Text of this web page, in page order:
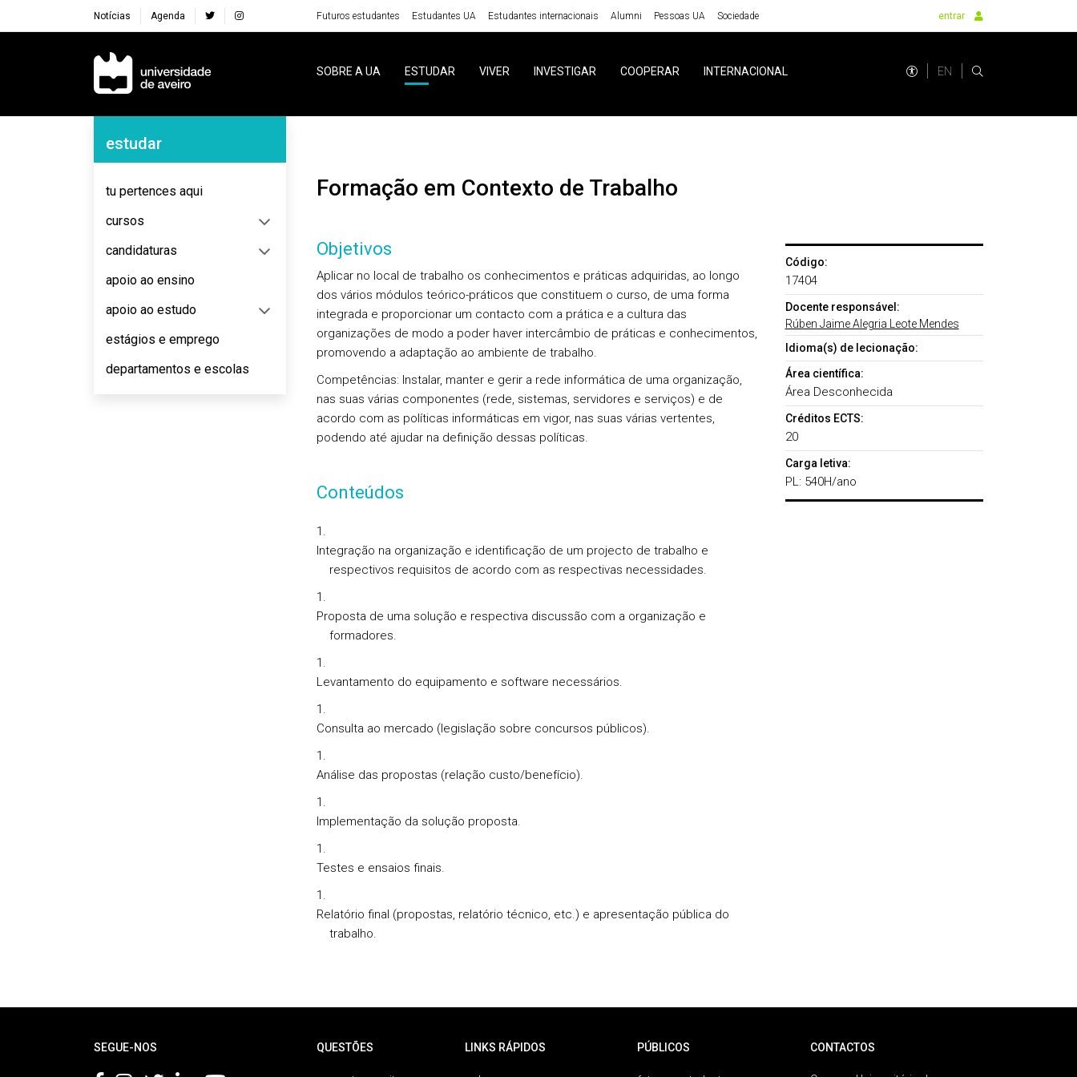
Notícias Agenda Futuros estudantes Estudantes UA Estudantes internacionais Alumni Pessoas UA Sociedade entrar
Navegação Principal
SOBRE A UA ESTUDAR VIVER INVESTIGAR COOPERAR INTERNACIONAL EN
Navegação Lateral
estudar
tu pertences aqui
cursos
candidaturas
apoio ao ensino
apoio ao estudo
estágios e emprego
departamentos e escolas
Formação em Contexto de Trabalho
Objetivos
Aplicar no local de trabalho os conhecimentos e práticas adquiridas, ao longo
dos vários módulos teórico-práticos que constituem o curso, de uma forma
integrada e proporcionar um contacto com a prática e a cultura das
organizações de modo a poder haver intercâmbio de práticas e conhecimentos,
promovendo a adaptação ao ambiente de trabalho.
Competências: Instalar, manter e gerir a rede informática de uma organização,
nas suas várias componentes (rede, sistemas, servidores e serviços) e de
acordo com as políticas informáticas em vigor, nas suas várias vertentes,
podendo até ajudar na definição dessas políticas.
Conteúdos
Integração na organização e identificação de um projecto de trabalho e
respectivos requisitos de acordo com as respectivas necessidades.
Proposta de uma solução e respectiva discussão com a organização e
formadores.
Levantamento do equipamento e software necessários.
Consulta ao mercado (legislação sobre concursos públicos).
Análise das propostas (relação custo/benefício).
Implementação da solução proposta.
Testes e ensaios finais.
Relatório final (propostas, relatório técnico, etc.) e apresentação pública do
trabalho.
Código:
17404
Docente responsável:
Rúben Jaime Alegria Leote Mendes
Idioma(s) de lecionação:
Área científica:
Área Desconhecida
Créditos ECTS:
20
Carga letiva:
PL: 540H/ano
SEGUE-NOS QUESTÕES LINKS RÁPIDOS PÚBLICOS CONTACTOS